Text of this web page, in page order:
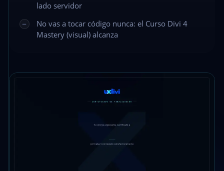
lado servidor
No vas a tocar código nunca: el Curso Divi 4
Mastery (visual) alcanza